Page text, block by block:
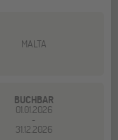
MALTA
BUCHBAR
01.01.2026
-
31.12.2026